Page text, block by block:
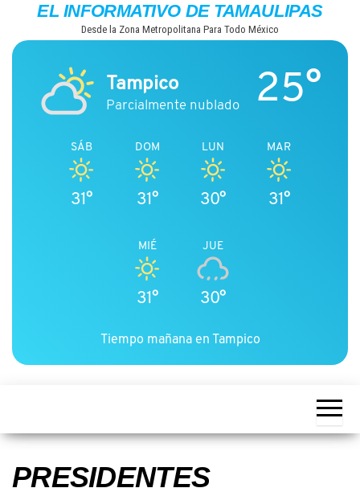
EL INFORMATIVO DE TAMAULIPAS
Desde la Zona Metropolitana Para Todo México
Tampico
Parcialmente nublado 25°
SÁB
31°
DOM
31°
LUN
30°
MAR
31°
MIÉ
31°
JUE
30°
Tiempo mañana en Tampico
PRESIDENTES